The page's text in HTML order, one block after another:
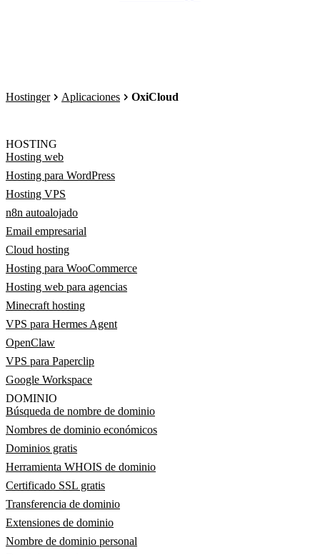
Hostinger Aplicaciones OxiCloud
HOSTING
Hosting web
Hosting para WordPress
Hosting VPS
n8n autoalojado
Email empresarial
Cloud hosting
Hosting para WooCommerce
Hosting web para agencias
Minecraft hosting
VPS para Hermes Agent
OpenClaw
VPS para Paperclip
Google Workspace
DOMINIO
Búsqueda de nombre de dominio
Nombres de dominio económicos
Dominios gratis
Herramienta WHOIS de dominio
Certificado SSL gratis
Transferencia de dominio
Extensiones de dominio
Nombre de dominio personal